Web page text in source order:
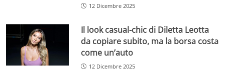
12 Dicembre 2025
Il look casual-chic di Diletta Leotta
da copiare subito, ma la borsa costa
come un’auto
12 Dicembre 2025